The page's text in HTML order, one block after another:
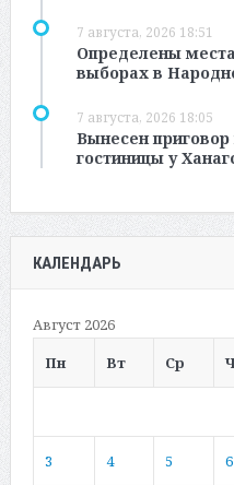
7 августа, 2026 18:51
Определены
выборах в
7 августа, 2026 18:05
Вынесен приговор
гостиницы у
КАЛЕНДАРЬ
Август 2026
Пн
Вт Ср
3 4 5 6